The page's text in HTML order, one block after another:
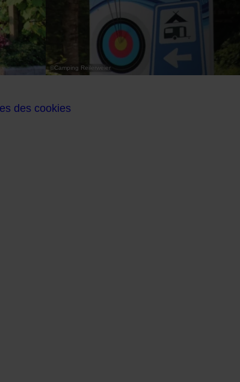
©Camping Reilerweier
des cookies